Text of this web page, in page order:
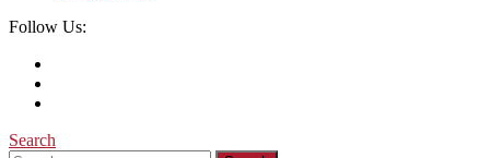
Follow Us:
Search